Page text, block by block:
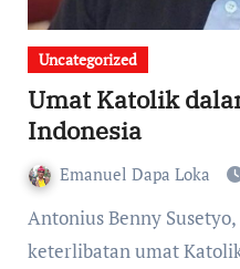
Uncategorized
Umat Katolik
Indonesia
Emanuel Dapa Loka
Antonius Benny Susetyo, Pr Melihat ulang
keterlibatan umat